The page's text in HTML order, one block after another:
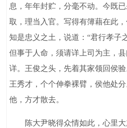
息，年年封贮，分毫不动。今既
取，理当入官。写得有簿藉在此，
知是忠义之土，说道：“君行孝子
但事于人命，须请详上司为主，
详。王俊之头，先着其家领回侯
王秀才，个个伸拳裸臂，侯他处
他，方才散去。
陈大尹晓得众情如此，心里大